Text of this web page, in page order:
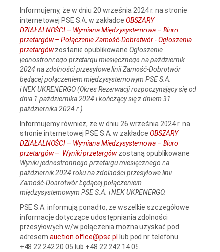
Informujemy, że w dniu 20 września 2024 r. na stronie
internetowej PSE S.A. w zakładce OBSZARY
DZIAŁALNOŚCI – Wymiana Międzysystemowa – Biuro
przetargów – Połączenie Zamość-Dobrotwór - Ogłoszenia
przetargówzostanie opublikowane Ogłoszenie
jednostronnego przetargu miesięcznego na październik
2024 na zdolności przesyłowe linii Zamość‑Dobrotwór
będącej połączeniem międzysystemowym PSE S.A.
i NEK UKRENERGO (Okres Rezerwacji rozpoczynający się od
dnia 1 października 2024 i kończący się z dniem 31
października 2024 r.)
Informujemy również, że w dniu 26 września 2024 r. na
stronie internetowej PSE S.A. w zakładce OBSZARY
DZIAŁALNOŚCI – Wymiana Międzysystemowa – Biuro
przetargów– Wyniki przetargówzostaną opublikowane
Wyniki jednostronnego przetargu miesięcznego na
październik 2024 roku na zdolności przesyłowe linii
Zamość‑Dobrotwór będącej połączeniem
międzysystemowym PSE S.A. i NEK UKRENERGO.
PSE S.A. informują ponadto, że wszelkie szczegółowe
informacje dotyczące udostępniania zdolności
przesyłowych w/w połączenia można uzyskać pod
adresem auction.office@pse.pl
lub pod nr telefonu
+48 22 242 20 05 lub +48 22 242 14 05.